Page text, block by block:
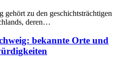
gehört zu den geschichtsträchtigen
deren…
bekannte Orte und